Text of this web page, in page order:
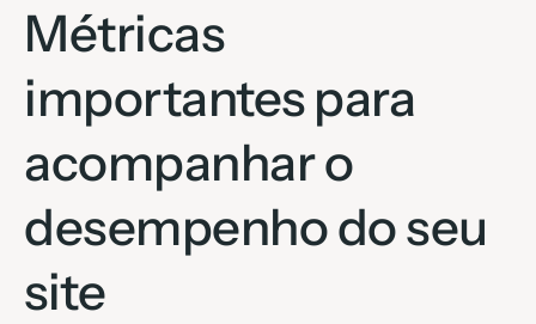
Métricas
importantes para
acompanhar o
desempenho do seu
site